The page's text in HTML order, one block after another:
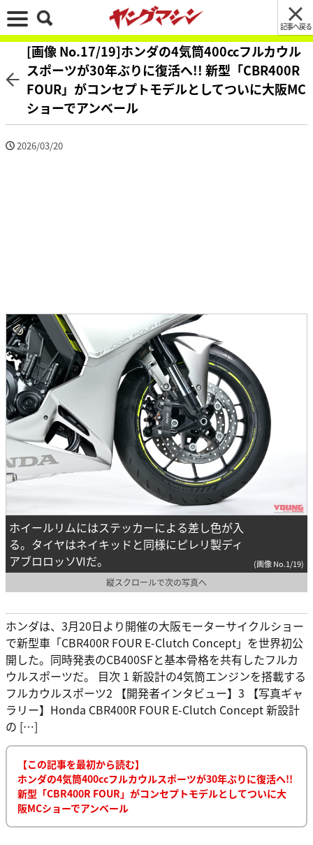
記事へ戻る
[画像 No.17/19]ホンダの4気筒400ccフルカウル
スポーツが30年ぶりに復活へ!! 新型「CBR400R
FOUR」がコンセプトモデルとしてついに大阪MC
ショーでアンベール
2026/03/20
ホイールリムにはステッカーによる差し色が入
る。タイヤはネイキッドと同様にピレリ製ディ
アブロロッソVIだ。
(画像 No.1/19)
縦スクロールで次の写真へ
ホンダは、3月20日より開催の大阪モーターサイクルショー
で新型車「CBR400R FOUR E-Clutch Concept」を世界初公
開した。同時発表のCB400SFと基本骨格を共有したフルカ
ウルスポーツだ。 目次 1 新設計の4気筒エンジンを搭載する
フルカウルスポーツ2 【開発者インタビュー】3 【写真ギャ
ラリー】Honda CBR400R FOUR E-Clutch Concept 新設計
の […]
【この記事を最初から読む】
ホンダの4気筒400ccフルカウルスポーツが30年ぶりに復活へ!!
新型「CBR400R FOUR」がコンセプトモデルとしてついに大
阪MCショーでアンベール